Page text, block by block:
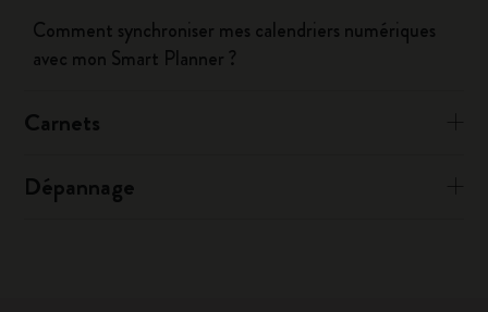
Comment synchroniser mes calendriers numériques
avec mon Smart Planner ?
Carnets
Dépannage